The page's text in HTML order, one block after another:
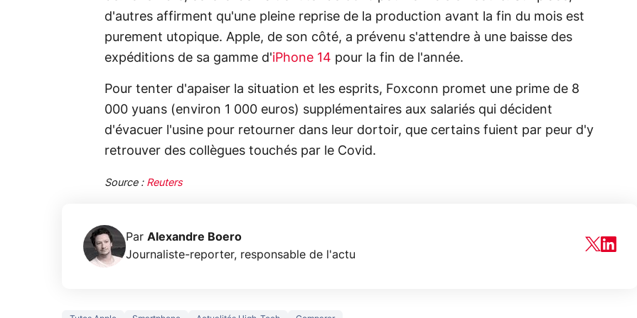
d'autres affirment qu'une pleine reprise de la production avant la fin du mois est
purement utopique. Apple, de son côté, a prévenu s'attendre à une baisse des
expéditions de sa gamme d'iPhone 14 pour la fin de l'année.
Pour tenter d'apaiser la situation et les esprits, Foxconn promet une prime de 8
000 yuans (environ 1 000 euros) supplémentaires aux salariés qui décident
d'évacuer l'usine pour retourner dans leur dortoir, que certains fuient par peur d'y
retrouver des collègues touchés par le Covid.
Source : Reuters
Par Alexandre Boero
Journaliste-reporter, responsable de l'actu